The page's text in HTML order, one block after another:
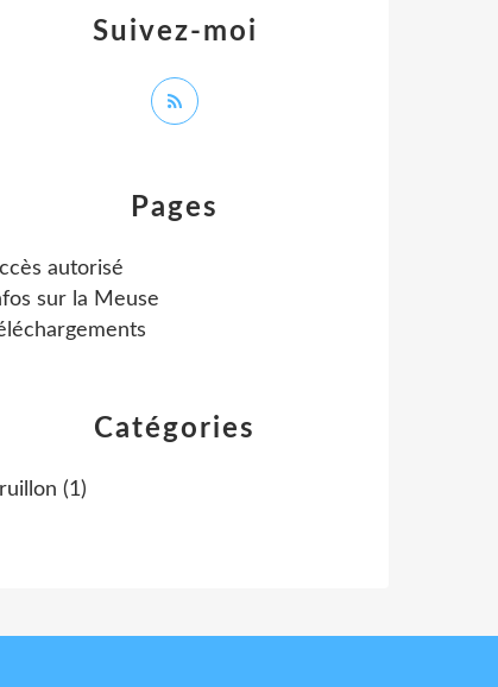
Catégories
(1)
Pages
autorisé
sur la Meuse
Suivez-moi